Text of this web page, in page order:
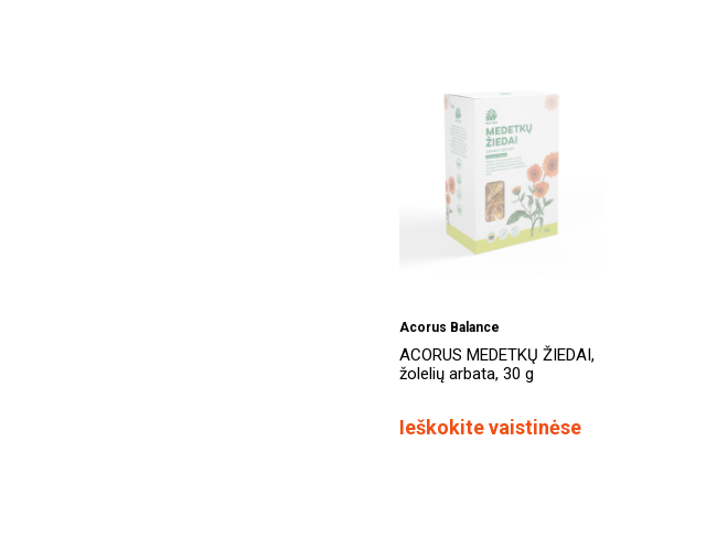
Acorus Balance
ACORUS MEDETKŲ ŽIEDAI,
žolelių arbata, 30 g
Ieškokite vaistinėse